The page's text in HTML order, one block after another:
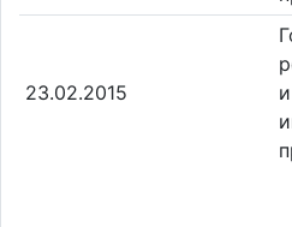
23.02.2015